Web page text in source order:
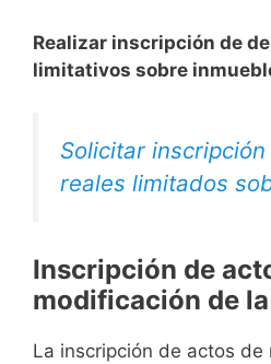
Realizar inscripción de
limitativos sobre
Solicitar
reales limitados
Inscripción de
modificación de
La inscripción de actos